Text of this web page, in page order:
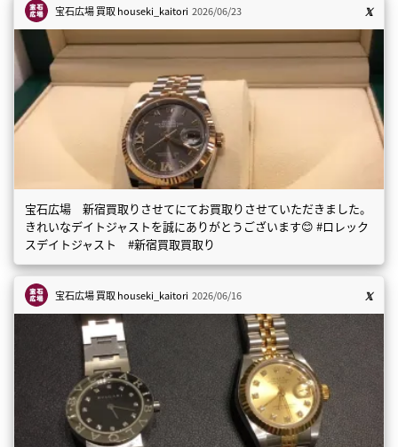
宝石広場 買取houseki_kaitori 2026/06/23
宝石広場 新宿買取りさせてにてお買取りさせていただきました。
きれいなデイトジャストを誠にありがとうございます😊 #ロレック
スデイトジャスト #新宿買取買取り
宝石広場 買取houseki_kaitori 2026/06/16